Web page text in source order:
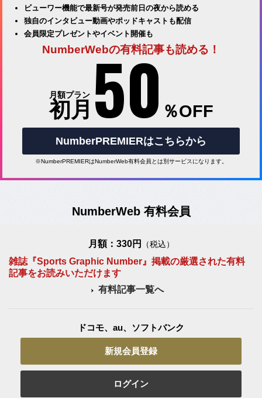
ビューワー機能で最新号が発売前日の夜から読める
独自のインタビュー動画やポッドキャストも配信
会員限定プレゼントやイベント開催も
NumberWebの有料記事も読める！
月額プラン
初月 50 ％OFF
NumberPREMIERはこちらから
※NumberPREMIERはNumberWeb有料会員とは別サービスになります。
NumberWeb 有料会員
月額：330円 （税込）
雑誌『Sports Graphic Number』掲載の厳選された有料
記事をお読みいただけます
有料記事一覧へ
ドコモ、au、ソフトバンク
新規会員登録
ログイン